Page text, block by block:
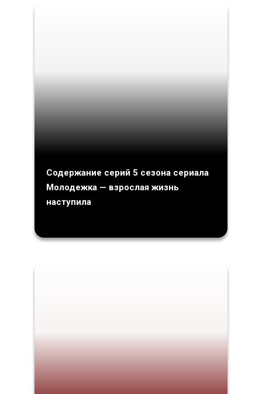
Содержание серий 5 сезона сериала
Молодежка — взрослая жизнь
наступила